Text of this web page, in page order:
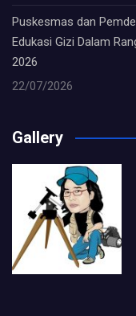
Puskesmas dan
Edukasi Gizi Dalam
2026
22/07/2026
Gallery